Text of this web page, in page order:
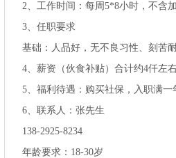
2、工作时间：每周5*8小时，不含
3、任职要求
基础：人品好，无不良习性、刻苦
4、薪资（伙食补贴）合计约4仟左
5、福利待遇：购买社保，入职满
6、联系人：张先生
138-2925-8234
年龄要求：18-30岁